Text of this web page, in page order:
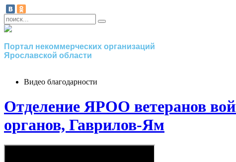
Портал некоммерческих организаций
Ярославской области
Видео благодарности
Отделение ЯРОО ветеранов
органов, Гаврилов-Ям